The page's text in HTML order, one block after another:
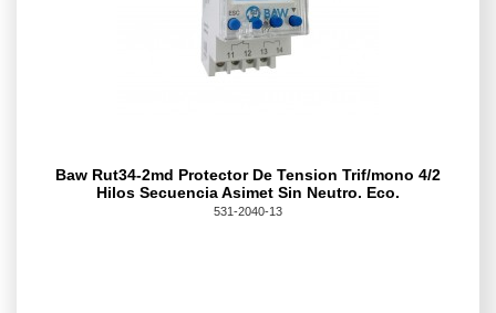
Baw Rut34-2md Protector De Tension Trif/mono 4/2
Hilos Secuencia Asimet Sin Neutro. Eco.
531-2040-13